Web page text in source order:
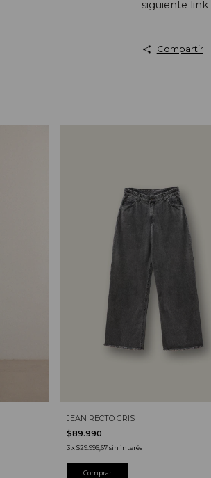
siguiente link
Compartir
JEAN RECTO GRIS
$89.990
3 x$29.996,67 sin interés
Comprar